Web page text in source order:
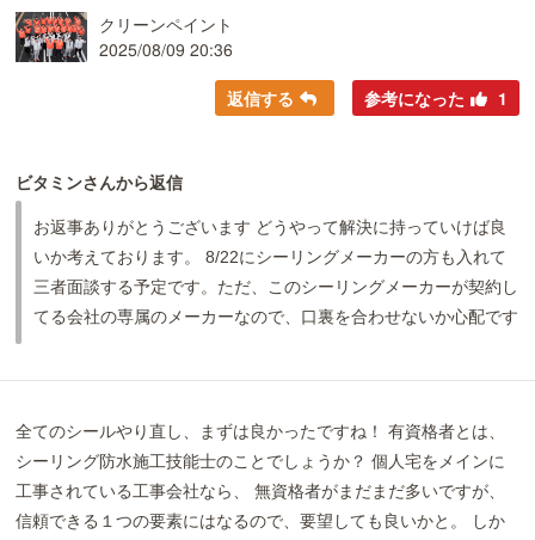
クリーンペイント
2025/08/09 20:36
返信する 参考になった 1
ビタミンさんから返信
お返事ありがとうございます どうやって解決に持っていけば良
いか考えております。 8/22にシーリングメーカーの方も入れて
三者面談する予定です。ただ、このシーリングメーカーが契約し
てる会社の専属のメーカーなので、口裏を合わせないか心配です
全てのシールやり直し、まずは良かったですね！ 有資格者とは、
シーリング防水施工技能士のことでしょうか？ 個人宅をメインに
工事されている工事会社なら、 無資格者がまだまだ多いですが、
信頼できる１つの要素にはなるので、要望しても良いかと。 しか